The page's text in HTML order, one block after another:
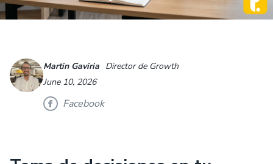
Martin Gaviria Director de Growth
June 10, 2026
Facebook